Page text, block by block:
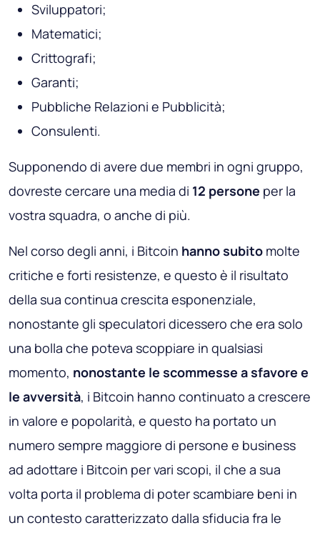
Sviluppatori;
Matematici;
Crittografi;
Garanti;
Pubbliche Relazioni e Pubblicità;
Consulenti.
Supponendo di avere due membri in ogni gruppo,
dovreste cercare una media di 12 persone per la
vostra squadra, o anche di più.
Nel corso degli anni, i Bitcoin hanno subito molte
critiche e forti resistenze, e questo è il risultato
della sua continua crescita esponenziale,
nonostante gli speculatori dicessero che era solo
una bolla che poteva scoppiare in qualsiasi
momento, nonostante le scommesse a sfavore e
le avversità, i Bitcoin hanno continuato a crescere
in valore e popolarità, e questo ha portato un
numero sempre maggiore di persone e business
ad adottare i Bitcoin per vari scopi, il che a sua
volta porta il problema di poter scambiare beni in
un contesto caratterizzato dalla sfiducia fra le